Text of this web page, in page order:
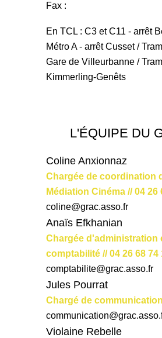
Fax :
En TCL : C3 et C11 - arrêt
Métro A - arrêt Cusset /
Gare de Villeurbanne /
Kimmerling-Genêts
L'ÉQUIPE DU
Coline Anxionnaz
Chargée de coordination
Médiation Cinéma // 04 26
coline@grac.asso.fr
Anaïs Efkhanian
Chargée d'administration
comptabilité // 04 26 68 74
comptabilite@grac.asso.fr
Jules Pourrat
Chargé de communication
Violaine Rebelle